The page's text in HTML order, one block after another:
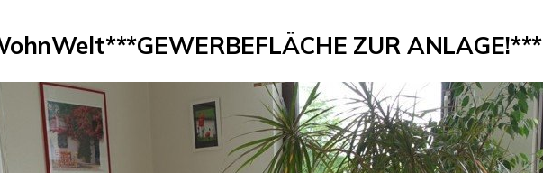
ZUR ANLAGE!***